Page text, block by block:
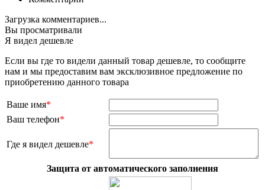
Загрузка комментариев...
Вы просматривали
Я видел дешевле
Если вы где то видели данный товар дешевле, то сообщите
нам и мы предоставим вам эксклюзивное предложение по
приобретению данного товара
Ваше имя*
Ваш телефон*
Где я видел дешевле*
Защита от автоматического заполнения